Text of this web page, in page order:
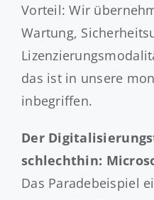
Vorteil: Wir
Wartung,
das ist in unsere
inbegriffen.
Der
schlechthin:
Das Paradebeispiel